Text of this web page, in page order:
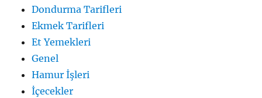
Dondurma Tarifleri
Ekmek Tarifleri
Et Yemekleri
Genel
Hamur İşleri
İçecekler